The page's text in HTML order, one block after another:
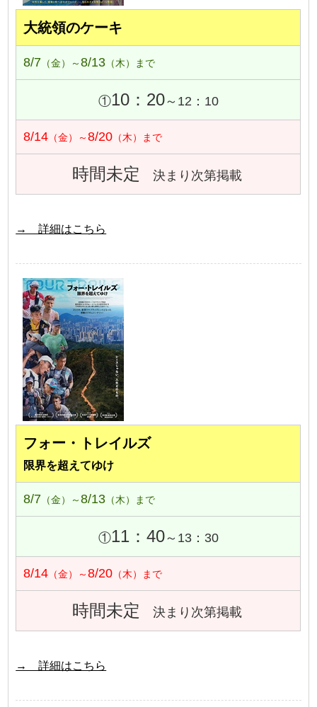
大統領のケーキ
8/7 （金）～8/13 （木）まで
①10：20～12：10
8/14 （金）～8/20 （木）まで
時間未定 決まり次第掲載
→ 詳細はこちら
フォー・トレイルズ
限界を超えてゆけ
8/7 （金）～8/13 （木）まで
①11：40～13：30
8/14 （金）～8/20 （木）まで
時間未定 決まり次第掲載
→ 詳細はこちら